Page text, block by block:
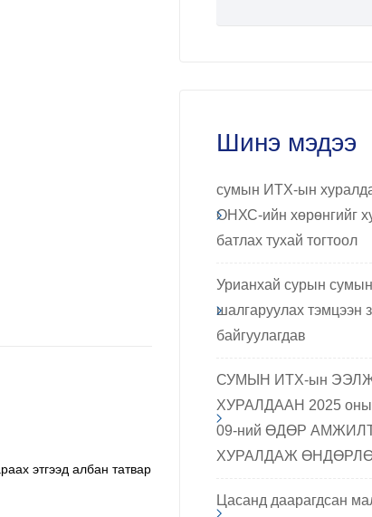
этгээд албан татвар
Шинэ мэдээ
сумын ИТХ-ын
ОНХС-ийн хөрөнгийг
батлах тухай тогтоол
Урианхай сурын
шалгаруулах тэмцээн
байгуулагдав
СУМЫН ИТХ-ын
ХУРАЛДААН 2025 оны
09-ний ӨДӨР
ХУРАЛДАЖ
Цасанд даарагдсан